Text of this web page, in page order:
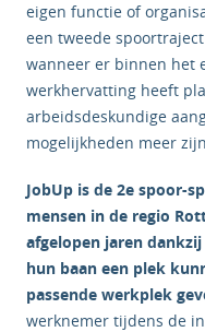
eigen functie of
een tweede
wanneer er binnen het
werkhervatting heeft
arbeidsdeskundige
mogelijkheden meer
JobUp is de 2e spoor-
mensen in de regio
afgelopen jaren
hun baan een plek
passende werkplek
werknemer tijdens de